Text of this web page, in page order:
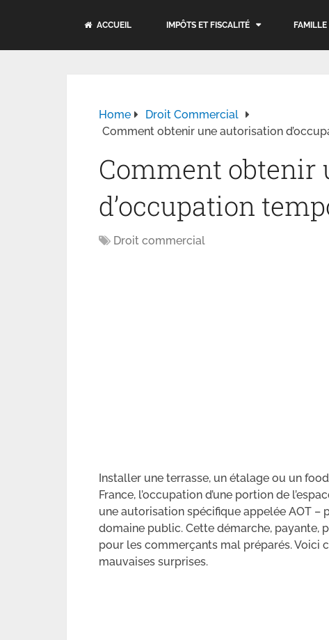
ACCUEIL IMPÔTS ET FISCALITÉ FAMILLE
Home
Droit Commercial
Comment obtenir une autorisation
Comment obtenir
d’occupation
Droit commercial
Installer une terrasse, un étalage ou un
France, l’occupation d’une portion de
une autorisation spécifique appelée AOT
domaine public. Cette démarche,
pour les commerçants mal préparés. Voici
mauvaises surprises.